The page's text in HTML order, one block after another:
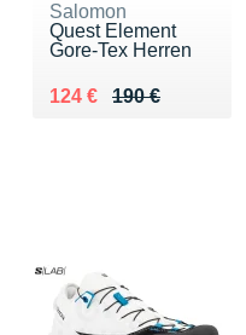
Salomon
Quest Element
Gore-Tex Herren
190 €
Au lieu de 190 €
124 €
Vendu 124 €